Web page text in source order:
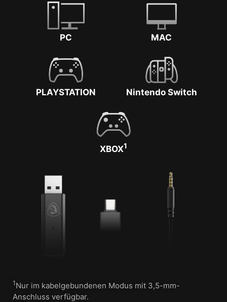
PC MAC
PLAYSTATION Nintendo Switch
XBOX1
1 Nur im kabelgebundenen Modus mit 3,5-mm-
Anschluss verfügbar.